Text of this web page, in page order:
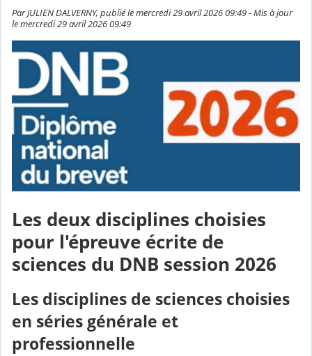
Par JULIEN DALVERNY, publié le mercredi 29 avril 2026 09:49 - Mis à jour
le mercredi 29 avril 2026 09:49
Les deux disciplines choisies
pour l'épreuve écrite de
sciences du DNB session 2026
Les disciplines de sciences choisies
en séries générale et
professionnelle